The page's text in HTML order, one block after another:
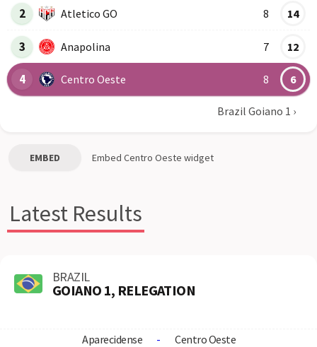
2 Atletico GO 8 14
3 Anapolina 7 12
4 Centro Oeste 8 6
Brazil Goiano 1 ›
EMBED Embed Centro Oeste widget
Latest Results
BRAZIL
GOIANO 1, RELEGATION
Aparecidense - Centro Oeste